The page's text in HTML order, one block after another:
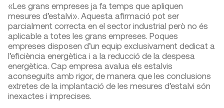
«Les grans empreses ja fa temps que apliquen
mesures d’estalvi». Aquesta afirmació pot ser
parcialment correcta en el sector industrial però no és
aplicable a totes les grans empreses. Poques
empreses disposen d’un equip exclusivament dedicat a
l’eficiència energètica i a la reducció de la despesa
energètica. Cap empresa avalua els estalvis
aconseguits amb rigor, de manera que les conclusions
extretes de la implantació de les mesures d’estalvi són
inexactes i imprecises.